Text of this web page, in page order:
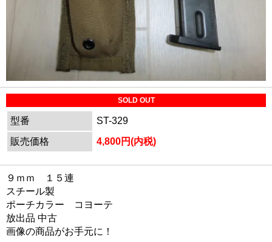
SOLD OUT
型番
ST-329
販売価格
4,800円(内税)
９ｍｍ １５連
スチール製
ポーチカラー コヨーテ
放出品 中古
画像の商品がお手元に！